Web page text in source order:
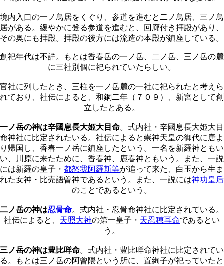
境内入口の一ノ鳥居をくぐり、参道を進むと二ノ鳥居、三ノ鳥
居がある。緩やかに登る参道を進むと、回廊付き拝殿があり、
その奥にも拝殿。拝殿の後方には流造の本殿が鎮座している。
創祀年代は不詳。もとは香春岳の一ノ岳、二ノ岳、三ノ岳の麓
に三社別個に祀られていたらしい。
官社に列したとき、三柱を一ノ岳麓の一社に祀られたと考えら
れており、社伝によると、和銅二年（７０９）、新宮として創
立したとある。
一ノ岳の神は辛國息長大姫大目命。式内社・辛國息長大姫大目
命神社に比定されたいる。社伝によると崇神天皇の御代に唐よ
り帰国し、香春一ノ岳に鎮座したという。一名を新羅神ともい
い、川原に来たために、香春神、鹿春神ともいう。また、一説
には新羅の皇子・ 都怒我阿羅斯等が追って来た、白玉から生ま
れた女神・比売語曽神であるという。また、一説には神功皇后
のことであるという。
二ノ岳の神は忍骨命。式内社・忍骨命神社に比定されている。
社伝によると、 天照大神の第一皇子・ 天忍穂耳命であるとい
う。
三ノ岳の神は豊比咩命。式内社・豊比咩命神社に比定されてい
る。もとは三ノ岳の阿曾隈という所に、置絢子が祀っていたと